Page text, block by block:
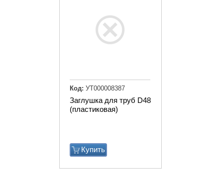
Заглушка для труб D48
(пластиковая)
Купить
Код: УТ000008387